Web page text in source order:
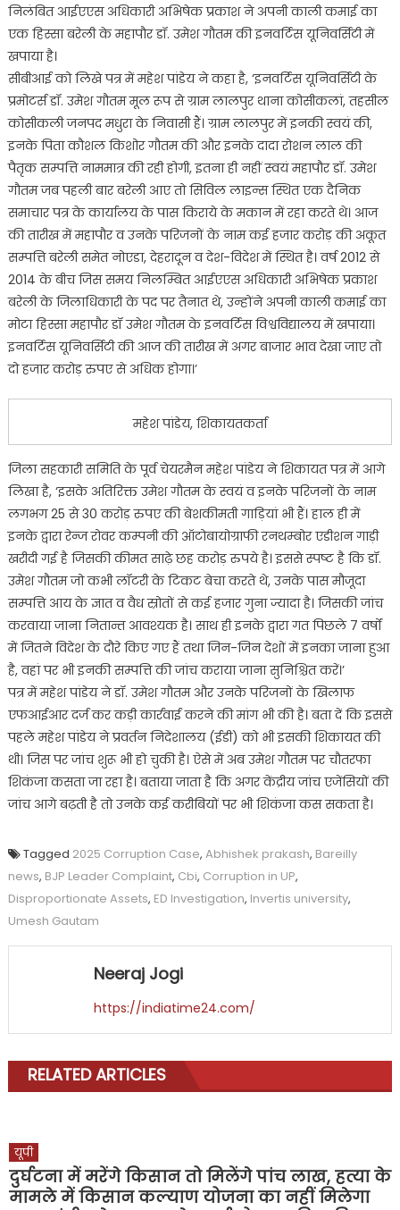
निलंबित आईएएस अधिकारी अभिषेक प्रकाश ने अपनी काली कमाई का
एक हिस्सा बरेली के महापौर डॉ. उमेश गौतम की इनवर्टिस यूनिवर्सिटी में
खपाया है।
सीबीआई को लिखे पत्र में महेश पांडेय ने कहा है, ‘इनवर्टिस यूनिवर्सिटी के
प्रमोटर्स डॉ. उमेश गौतम मूल रूप से ग्राम लालपुर थाना कोसीकलां, तहसील
कोसीकली जनपद मधुरा के निवासी हैं। ग्राम लालपुर में इनकी स्वयं की,
इनके पिता कौशल किशोर गौतम की और इनके दादा रोशन लाल की
पैतृक सम्पत्ति नाममात्र की रही होगी, इतना ही नहीं स्वयं महापौर डॉ. उमेश
गौतम जब पहली बार बरेली आए तो सिविल लाइन्स स्थित एक दैनिक
समाचार पत्र के कार्यालय के पास किराये के मकान में रहा करते थे। आज
की तारीख में महापौर व उनके परिजनों के नाम कई हजार करोड़ की अकूत
सम्पत्ति बरेली समेत नोएडा, देहरादून व देश-विदेश में स्थित है। वर्ष 2012 से
2014 के बीच जिस समय निलम्बित आईएएस अधिकारी अभिषेक प्रकाश
बरेली के जिलाधिकारी के पद पर तैनात थे, उन्होंने अपनी काली कमाई का
मोटा हिस्सा महापौर डॉ उमेश गौतम के इनवर्टिस विश्वविद्यालय में खपाया।
इनवर्टिस यूनिवर्सिटी की आज की तारीख में अगर बाजार भाव देखा जाए तो
दो हजार करोड़ रुपए से अधिक होगा।’
महेश पांडेय, शिकायतकर्ता
जिला सहकारी समिति के पूर्व चेयरमैन महेश पांडेय ने शिकायत पत्र में आगे
लिखा है, ‘इसके अतिरिक्त उमेश गौतम के स्वयं व इनके परिजनों के नाम
लगभग 25 से 30 करोड़ रुपए की बेशकीमती गाड़ियां भी हैं। हाल ही में
इनके द्वारा रेन्ज रोवर कम्पनी की ऑटोबायोग्राफी रनथम्बोर एडीशन गाड़ी
खरीदी गई है जिसकी कीमत साढ़े छह करोड़ रुपये है। इससे स्पष्ट है कि डॉ.
उमेश गौतम जो कभी लॉटरी के टिकट बेचा करते थे, उनके पास मौजूदा
सम्पत्ति आय के ज्ञात व वैध स्रोतों से कई हजार गुना ज्यादा है। जिसकी जांच
करवाया जाना नितान्त आवश्यक है। साथ ही इनके द्वारा गत पिछले 7 वर्षों
में जितने विदेश के दौरे किए गए हैं तथा जिन-जिन देशों में इनका जाना हुआ
है, वहां पर भी इनकी सम्पत्ति की जांच कराया जाना सुनिश्चित करें।’
पत्र में महेश पांडेय ने डॉ. उमेश गौतम और उनके परिजनों के खिलाफ
एफआईआर दर्ज कर कड़ी कार्रवाई करने की मांग भी की है। बता दें कि इससे
पहले महेश पांडेय ने प्रवर्तन निदेशालय (ईडी) को भी इसकी शिकायत की
थी। जिस पर जांच शुरू भी हो चुकी है। ऐसे में अब उमेश गौतम पर चौतरफा
शिकंजा कसता जा रहा है। बताया जाता है कि अगर केंद्रीय जांच एजेंसियों की
जांच आगे बढ़ती है तो उनके कई करीबियों पर भी शिकंजा कस सकता है।
Tagged 2025 Corruption Case, Abhishek prakash, Bareilly
news, BJP Leader Complaint, Cbi, Corruption in UP,
Disproportionate Assets, ED Investigation, Invertis university,
Umesh Gautam
Neeraj Jogi
https://indiatime24.com/
RELATED ARTICLES
यूपी
दुर्घटना में मरेंगे किसान तो मिलेंगे पांच लाख, हत्या के
मामले में किसान कल्याण योजना का नहीं मिलेगा